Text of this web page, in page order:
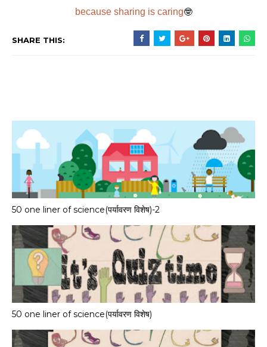
because sharing is caring🤓
SHARE THIS:
50 one liner of science(पर्यावरण विशेष)-2
50 one liner of science(पर्यावरण विशेष)